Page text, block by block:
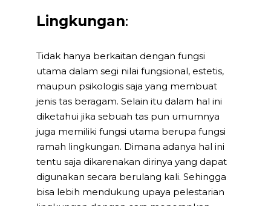
Lingkungan:
Tidak hanya berkaitan dengan fungsi
utama dalam segi nilai fungsional, estetis,
maupun psikologis saja yang membuat
jenis tas beragam. Selain itu dalam hal ini
diketahui jika sebuah tas pun umumnya
juga memiliki fungsi utama berupa fungsi
ramah lingkungan. Dimana adanya hal ini
tentu saja dikarenakan dirinya yang dapat
digunakan secara berulang kali. Sehingga
bisa lebih mendukung upaya pelestarian